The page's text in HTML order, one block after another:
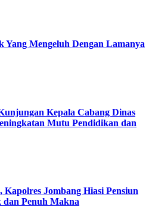
Yang Mengeluh Dengan Lamanya
Kepala Cabang Dinas
Mutu Pendidikan dan
Kapolres Jombang Hiasi Pensiun
dan Penuh Makna